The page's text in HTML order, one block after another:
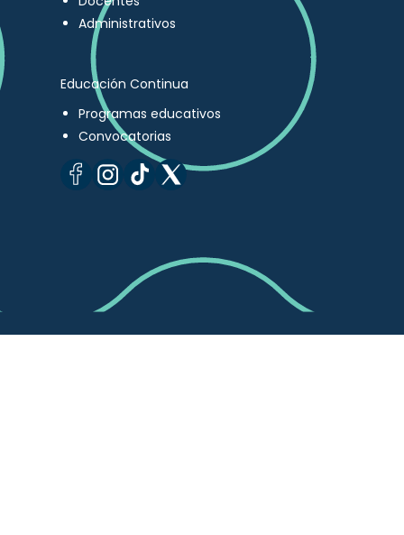
Administrativos
Educación Continua
Programas educativos
Convocatorias